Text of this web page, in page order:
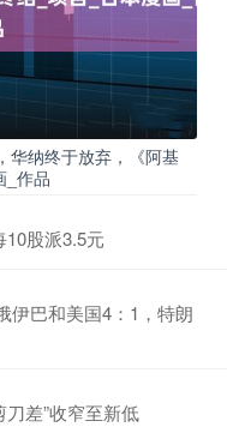
华纳终于放弃，《阿基
_作品
股派3.5元
伊巴和美国4：1，特朗
差”收窄至新低